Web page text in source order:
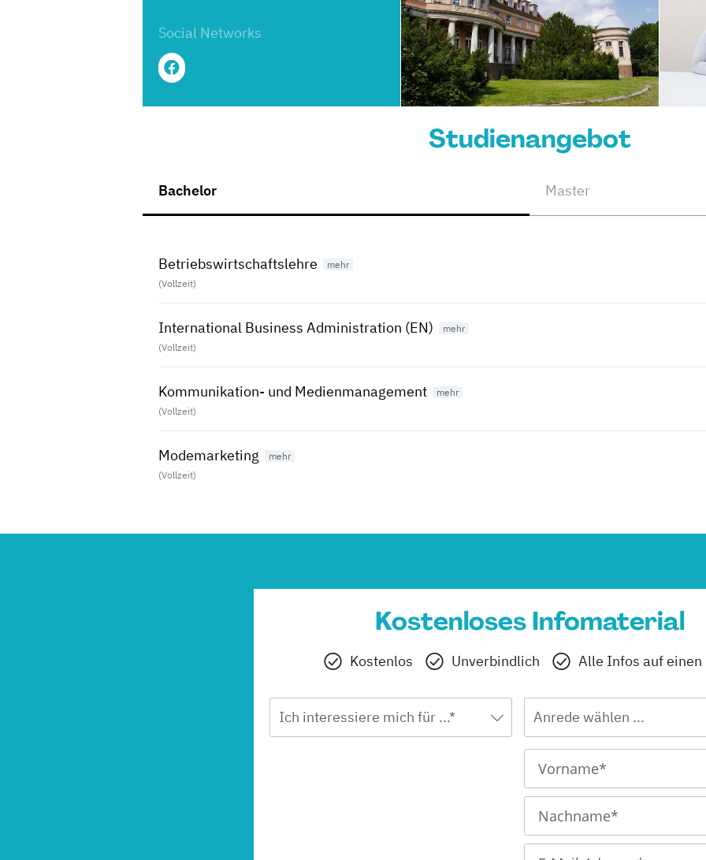
Social Networks
Studienangebot
Bachelor Master
Betriebswirtschaftslehre
(Vollzeit)
International Business Administration (EN)
(Vollzeit)
Kommunikation- und Medienmanagement
(Vollzeit)
Modemarketing
(Vollzeit)
Kostenloses Infomaterial
Kostenlos Unverbindlich Alle Infos auf einen
Ich interessiere mich für ...* Anrede wählen ...